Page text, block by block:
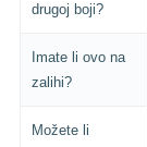
drugoj boji?
Imate li ovo na
zalihi?
Možete li